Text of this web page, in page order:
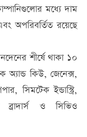
মধ্যে দাম
অপরিবর্তিত রয়েছে
শীর্ষে থাকা ১০
কিউ, জেনেক্স,
সিমটেক ইন্ডাস্ট্রি,
ও সিভিও